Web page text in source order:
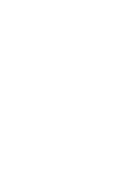
さえることで、数多
たに最適な一台を効
きます。
合わせて選ぶ
車を使うか」を考え
動なのかによって、